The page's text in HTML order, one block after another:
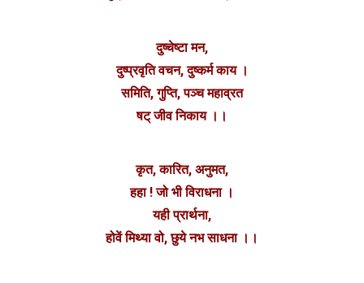
दुष्चेष्टा मन,
दुष्प्रवृति वचन, दुष्कर्म काय ।
समिति, गुप्ति, पञ्च महाव्रत
षट् जीव निकाय ।।
कृत, कारित, अनुमत,
हहा ! जो भी विराधना ।
यही प्रार्थना,
होवें मिथ्या वो, छुये नभ साधना ।।